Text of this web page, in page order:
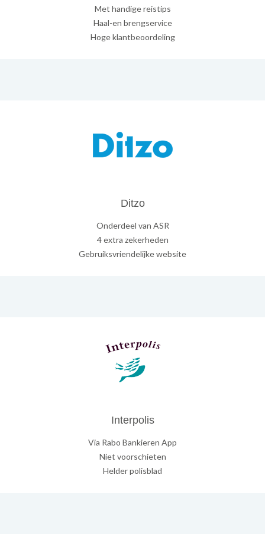
Met handige reistips
Haal-en brengservice
Hoge klantbeoordeling
Ditzo
Onderdeel van ASR
4 extra zekerheden
Gebruiksvriendelijke website
Interpolis
Via Rabo Bankieren App
Niet voorschieten
Helder polisblad